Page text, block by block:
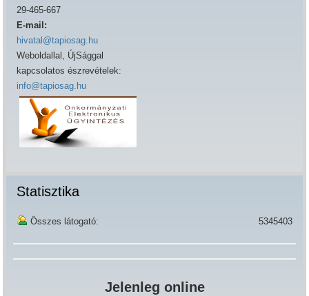
29-465-667
E-mail:
hivatal@tapiosag.hu
Weboldallal, ÚjSággal
kapcsolatos észrevételek:
info@tapiosag.hu
Statisztika
Összes látogató: 5345403
Jelenleg online